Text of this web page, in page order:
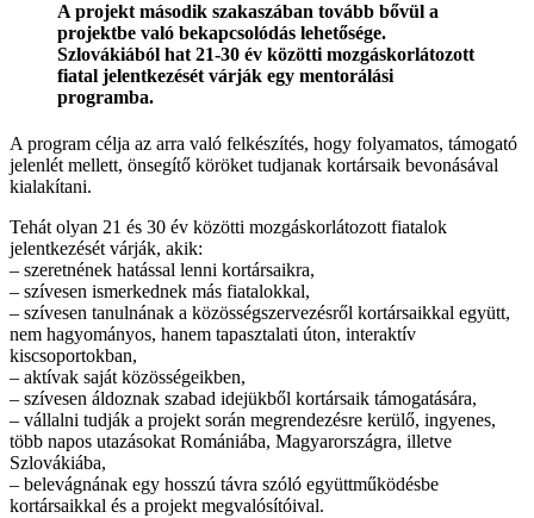
A projekt második szakaszában tovább bővül a
projektbe való bekapcsolódás lehetősége.
Szlovákiából hat 21-30 év közötti mozgáskorlátozott
fiatal jelentkezését várják egy mentorálási
programba.
A program célja az arra való felkészítés, hogy folyamatos, támogató
jelenlét mellett, önsegítő köröket tudjanak kortársaik bevonásával
kialakítani.
Tehát olyan 21 és 30 év közötti mozgáskorlátozott fiatalok
jelentkezését várják, akik:
– szeretnének hatással lenni kortársaikra,
– szívesen ismerkednek más fiatalokkal,
– szívesen tanulnának a közösségszervezésről kortársaikkal együtt,
nem hagyományos, hanem tapasztalati úton, interaktív
kiscsoportokban,
– aktívak saját közösségeikben,
– szívesen áldoznak szabad idejükből kortársaik támogatására,
– vállalni tudják a projekt során megrendezésre kerülő, ingyenes,
több napos utazásokat Romániába, Magyarországra, illetve
Szlovákiába,
– belevágnának egy hosszú távra szóló együttműködésbe
kortársaikkal és a projekt megvalósítóival.